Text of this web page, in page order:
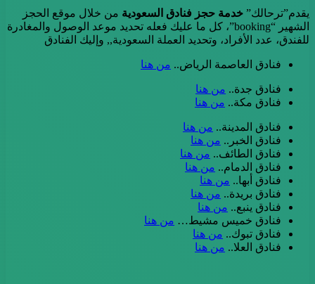
يقدم”ترحالك” خدمة حجز فنادق السعودية من خلال موقع الحجز
الشهير “booking”، كل ما عليك فعله تحديد موعد الوصول والمغادرة
للفندق، عدد الأفراد، وتحديد العملة السعودية,, وإليك الفنادق
فنادق العاصمة الرياض.. من هنا
فنادق جدة.. من هنا
فنادق مكة.. من هنا
فنادق المدينة.. من هنا
فنادق الخبر.. من هنا
فنادق الطائف.. من هنا
فنادق الدمام.. من هنا
فنادق أبها.. من هنا
فنادق بريدة.. من هنا
فنادق ينبع.. من هنا
فنادق خميس مشيط… من هنا
فنادق تبوك.. من هنا
فنادق العلا.. من هنا